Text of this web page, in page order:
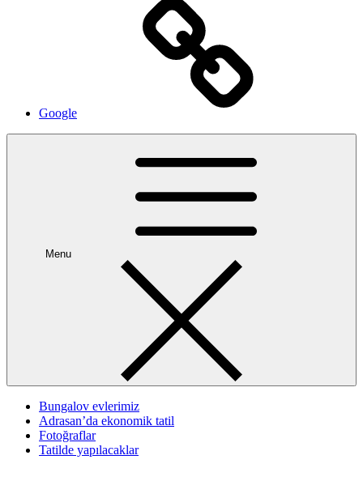
Google
Menu
Bungalov evlerimiz
Adrasan’da ekonomik tatil
Fotoğraflar
Tatilde yapılacaklar